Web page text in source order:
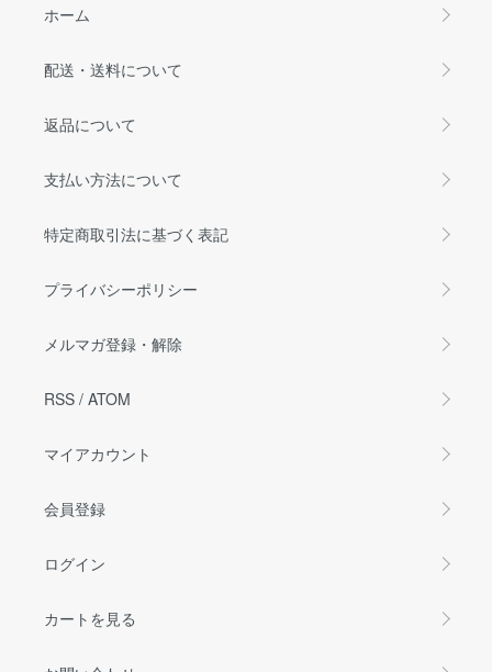
ホーム
配送・送料について
返品について
支払い方法について
特定商取引法に基づく表記
プライバシーポリシー
メルマガ登録・解除
RSS / ATOM
マイアカウント
会員登録
ログイン
カートを見る